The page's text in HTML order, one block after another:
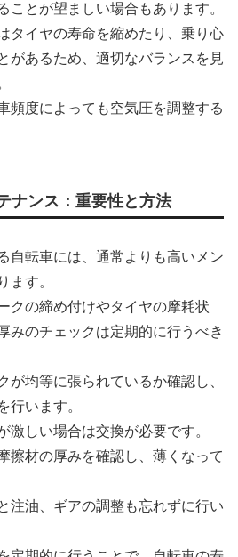
ことが望ましい場合もあります。
タイヤの寿命を縮めたり、乗り心
があるため、適切なバランスを見
頻度によっても空気圧を調整する
ナンス：重要性と方法
自転車には、通常よりも高いメン
ます。
クの締め付けやタイヤの摩耗状
みのチェックは定期的に行うべき
が均等に張られているか確認し、
行います。
激しい場合は交換が必要です。
擦材の厚みを確認し、薄くなって
注油、ギアの調整も忘れずに行い